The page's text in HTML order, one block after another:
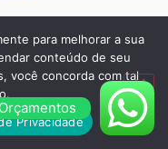
dos nossos
alguns desses
Orçamentos
para melhorar a sua
conteúdo de seu
você concorda com tal
Privacidade